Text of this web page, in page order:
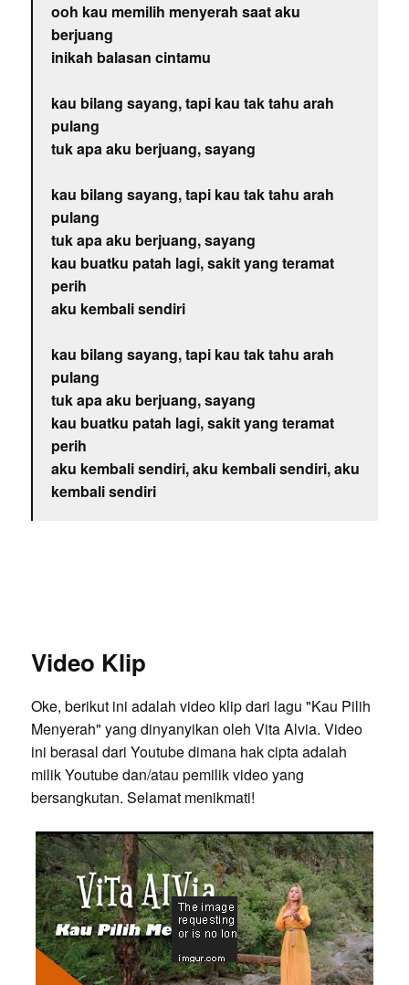
ooh kau memilih menyerah saat aku
berjuang
inikah balasan cintamu
kau bilang sayang, tapi kau tak tahu arah
pulang
tuk apa aku berjuang, sayang
kau bilang sayang, tapi kau tak tahu arah
pulang
tuk apa aku berjuang, sayang
kau buatku patah lagi, sakit yang teramat
perih
aku kembali sendiri
kau bilang sayang, tapi kau tak tahu arah
pulang
tuk apa aku berjuang, sayang
kau buatku patah lagi, sakit yang teramat
perih
aku kembali sendiri, aku kembali sendiri, aku
kembali sendiri
Video Klip
Oke, berikut ini adalah video klip dari lagu "Kau Pilih
Menyerah" yang dinyanyikan oleh Vita Alvia. Video
ini berasal dari Youtube dimana hak cipta adalah
milik Youtube dan/atau pemilik video yang
bersangkutan. Selamat menikmati!